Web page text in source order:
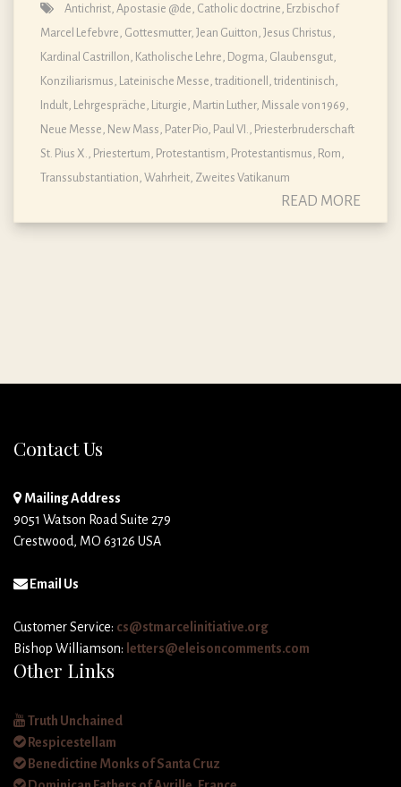
Antichrist Apostasie @de Catholic doctrine Erzbischof
Marcel Lefebvre Gottesmutter, Jean Guitton Jesus Christus
Kardinal Castrillon Katholische Lehre, Dogma, Glaubensgut
Konziliarismus Lateinische Messe, traditionell, tridentinisch,
Indult Lehrgespräche Liturgie Martin Luther, Missale von 1969,
Neue Messe New Mass Pater Pio Paul VI.
Priesterbruderschaft
St. Pius X.
Priestertum Protestantism Protestantismus Rom
Transsubstantiation Wahrheit Zweites Vatikanum
READ MORE
Contact Us
Mailing Address
9051 Watson Road Suite 279
Crestwood, MO 63126 USA
Email Us
Customer Service: cs@stmarcelinitiative.org
Bishop Williamson: letters@eleisoncomments.com
Other Links
Truth Unchained
Respicestellam
Benedictine Monks of Santa Cruz